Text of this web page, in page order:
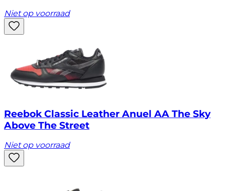
Niet op voorraad
Reebok Classic Leather Anuel AA The Sky
Above The Street
Niet op voorraad